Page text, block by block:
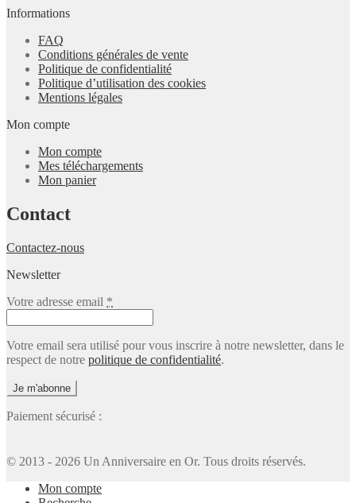
Informations
FAQ
Conditions générales de vente
Politique de confidentialité
Politique d’utilisation des cookies
Mentions légales
Mon compte
Mon compte
Mes téléchargements
Mon panier
Contact
Contactez-nous
Newsletter
Votre adresse email *
Votre email sera utilisé pour vous inscrire à notre newsletter, dans le
respect de notre politique de confidentialité.
Paiement sécurisé :
© 2013 - 2026 Un Anniversaire en Or. Tous droits réservés.
Mon compte